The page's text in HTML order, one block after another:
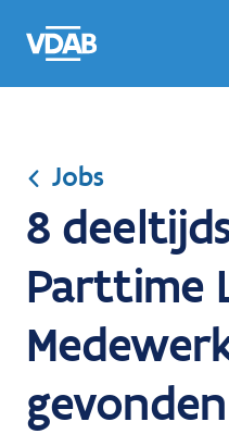
naar
een
een
job
naar
Jobs
8
Parttime
gevonden